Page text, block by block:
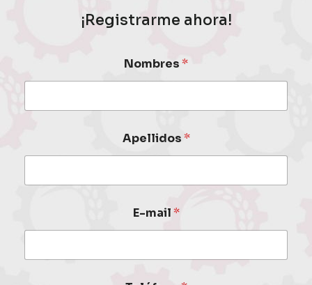
¡Registrarme ahora!
Nombres*
Apellidos*
E-mail*